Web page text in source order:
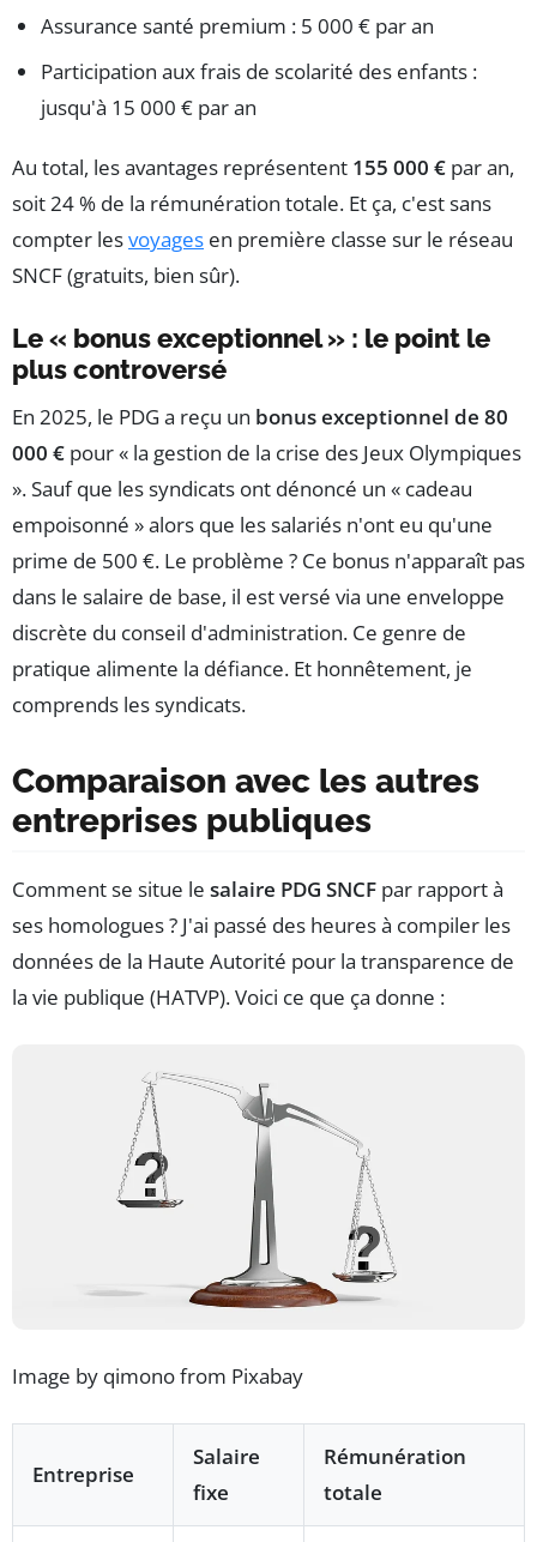
Assurance santé premium : 5 000 € par an
Participation aux frais de scolarité des enfants :
jusqu'à 15 000 € par an
Au total, les avantages représentent 155 000 € par an,
soit 24 % de la rémunération totale. Et ça, c'est sans
compter lesvoyages en première classe sur le réseau
SNCF (gratuits, bien sûr).
Le « bonus exceptionnel » : le point le
plus controversé
En 2025, le PDG a reçu un bonus exceptionnel de 80
000 € pour « la gestion de la crise des Jeux Olympiques
». Sauf que les syndicats ont dénoncé un « cadeau
empoisonné » alors que les salariés n'ont eu qu'une
prime de 500 €. Le problème ? Ce bonus n'apparaît pas
dans le salaire de base, il est versé via une enveloppe
discrète du conseil d'administration. Ce genre de
pratique alimente la défiance. Et honnêtement, je
comprends les syndicats.
Comparaison avec les autres
entreprises publiques
Comment se situe le salaire PDG SNCF par rapport à
ses homologues ? J'ai passé des heures à compiler les
données de la Haute Autorité pour la transparence de
la vie publique (HATVP). Voici ce que ça donne :
Image by qimono from Pixabay
Entreprise
Salaire
fixe
Rémunération
totale